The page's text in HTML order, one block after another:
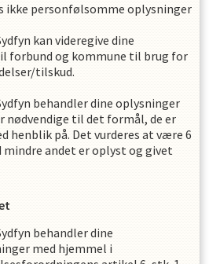
ikke personfølsomme oplysninger
kan videregive dine
forbund og kommune til brug for
tilskud.
behandler dine oplysninger
nødvendige til det formål, de er
henblik på. Det vurderes at være 6
mindre andet er oplyst og givet
behandler dine
med hjemmel i